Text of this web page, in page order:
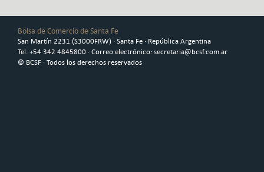
Bolsa de Comercio de Santa Fe
San Martín 2231 (S3000FRW) · Santa Fe · República Argentina
Tel. +54 342 4845800 · Correo electrónico: secretaria@bcsf.com.ar
© BCSF · Todos los derechos reservados